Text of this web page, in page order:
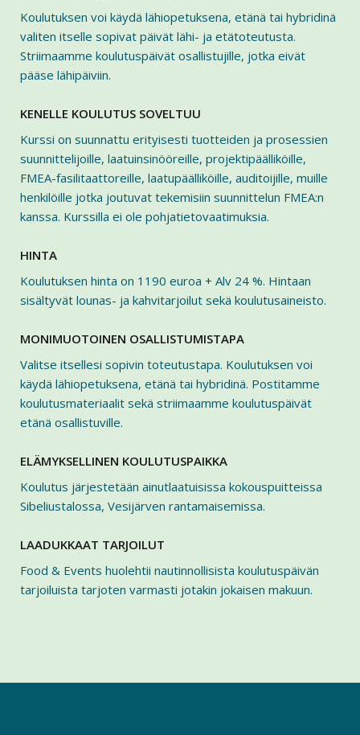
Koulutuksen voi käydä lähiopetuksena, etänä tai hybridinä
valiten itselle sopivat päivät lähi- ja etätoteutusta.
Striimaamme koulutuspäivät osallistujille, jotka eivät
pääse lähipäiviin.
KENELLE KOULUTUS SOVELTUU
Kurssi on suunnattu erityisesti tuotteiden ja prosessien
suunnittelijoille, laatuinsinööreille, projektipäälliköille,
FMEA-fasilitaattoreille, laatupäälliköille, auditoijille, muille
henkilöille jotka joutuvat tekemisiin suunnittelun FMEA:n
kanssa. Kurssilla ei ole pohjatietovaatimuksia.
HINTA
Koulutuksen hinta on 1190 euroa + Alv 24 %. Hintaan
sisältyvät lounas- ja kahvitarjoilut sekä koulutusaineisto.
MONIMUOTOINEN OSALLISTUMISTAPA
Valitse itsellesi sopivin toteutustapa. Koulutuksen voi
käydä lähiopetuksena, etänä tai hybridinä. Postitamme
koulutusmateriaalit sekä striimaamme koulutuspäivät
etänä osallistuville.
ELÄMYKSELLINEN KOULUTUSPAIKKA
Koulutus järjestetään ainutlaatuisissa kokouspuitteissa
Sibeliustalossa, Vesijärven rantamaisemissa.
LAADUKKAAT TARJOILUT
Food & Events huolehtii nautinnollisista koulutuspäivän
tarjoiluista tarjoten varmasti jotakin jokaisen makuun.